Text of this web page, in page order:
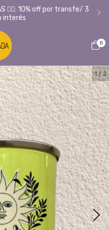
❤️‍🔥: 10% off por transfe/ 3
interés
0
1/2